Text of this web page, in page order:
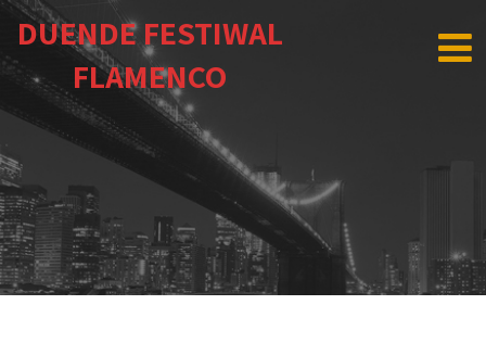
DUENDE FESTIWAL
FLAMENCO